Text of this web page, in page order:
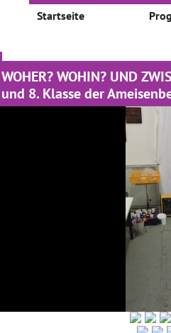
WOHER? WOHIN? UND
und 8. Klasse der
Startseite
Projekte
Kleine Teufel aus Ton
Ganz nah heran an moderne